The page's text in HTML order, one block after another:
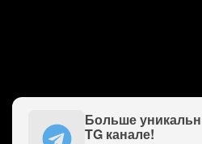
Больше
TG канале!